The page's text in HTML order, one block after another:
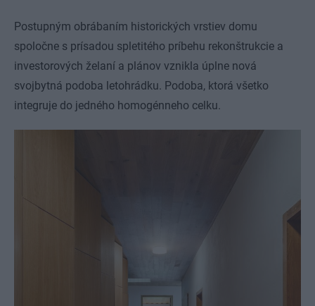
Postupným obrábaním historických vrstiev domu
spoločne s prísadou spletitého príbehu rekonštrukcie a
investorových želaní a plánov vznikla úplne nová
svojbytná podoba letohrádku. Podoba, ktorá všetko
integruje do jedného homogénneho celku.